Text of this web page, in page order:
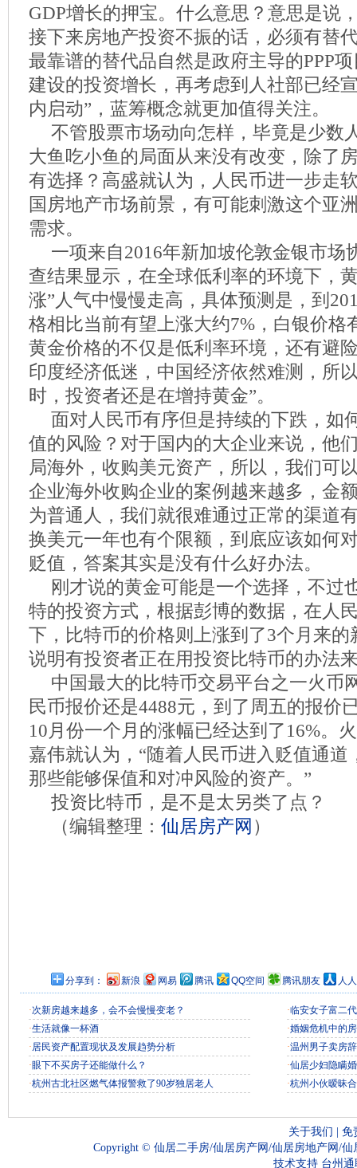
GDP增长的押宝。什么意思？意思是说
接下来房地产投资不振的话，必须有替
最靠谱的替代品自然是政府主导的PPP
建设的投资增长，再考虑到人社部已经
内启动”，蓝筹概念就更加值得关注。
不管股票市场动向怎样，毕竟是少数
大鱼吃小鱼的局面从来没有改变，除了
有选择？高盛就认为，人民币进一步走
国房地产市场前景，有可能刺激这个亚
需求。
一项来自2016年新加坡伦敦金银市场
查结果显示，在全球低利率的环境下，
涨”人气中慢慢走高，具体预测是，到
格相比当前有望上涨大约7%，白银价格
黄金价格的不仅是低利率环境，还有避
印度经济低迷，中国经济依然难测，所
时，投资者还是在增持黄金”。
面对人民币有序但是持续的下跌，如
值的风险？对于国内的大企业来说，他
局海外，收购美元资产，所以，我们可
企业海外收购企业的案例越来越多，金
为普通人，我们就很难通过正常的渠道
换美元一年也有个限额，到底应该如何
贬值，答案其实是没有什么好办法。
刚才说的黄金可能是一个选择，不过
特的投资方式，根据彭博的数据，在人
下，比特币的价格则上涨到了3个月来
说明有投资者正在用投资比特币的办法
中国最大的比特币交易平台之一火币
民币报价还是4488元，到了周五的报价
10月份一个月的涨幅已经达到了16%。
嘉伟就认为，“随着人民币进入贬值通道
那些能够保值和对冲风险的资产。”
投资比特币，是不是太另类了点？
（编辑整理： 仙居房产网 ）
分享到： 新浪 网易 腾讯 QQ空间 腾讯朋友 人
·次新房越来越多，会不会慢慢变老？
·生活就像一杯酒
·居民资产配置现状及发展趋势分析
·眼下不买房子还能做什么？
·杭州古北社区燃气体报警救了90岁独居老人
·临安女子富二
·婚姻危机中的
·温州男子卖房
·仙居少妇隐瞒
·杭州小伙暧昧
关于我们
免
Copyright © 仙居二手房/仙居房产网/仙居房地产网/
技术支持 台州